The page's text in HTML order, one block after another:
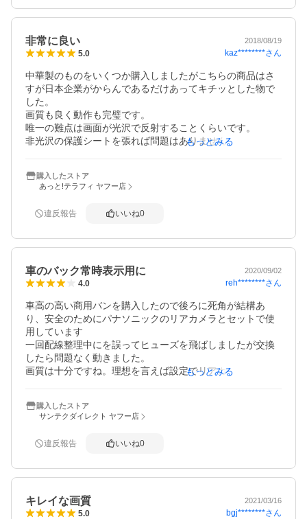
非常に良い 2018/08/19
5.0 kaz********さん
中華製のものをいくつか購入しましたがこちらの商品はさ
すが日本企業がからんであるだけあってキチッとした物で
した。
画質も良く動作も完璧です。
唯一の難点は画面が光沢で反射することくらいです。
非光沢の保護シートを張れば問題はありませんが…
買って良かった。
もっとみる
購入したストア
あっと!テラフィ ヤフー店
違反報告 いいね0
車のバック常時表示用に 2020/09/02
4.0 reh********さん
車高の高い商用バンを購入したので後ろに死角が結構あ
り、安全のためにパナソニックのリアカメラとセットで使
用しています
一回配線整理中にを誤ってヒューズを飛ばしましたが交換
したら問題なく動きました。
画質は十分ですね。理想を言えば設定でリアカメラの間隔
もっとみる
購入したストア
サンテクダイレクト ヤフー店
違反報告 いいね0
キレイな画質 2021/03/16
5.0 bgj********さん